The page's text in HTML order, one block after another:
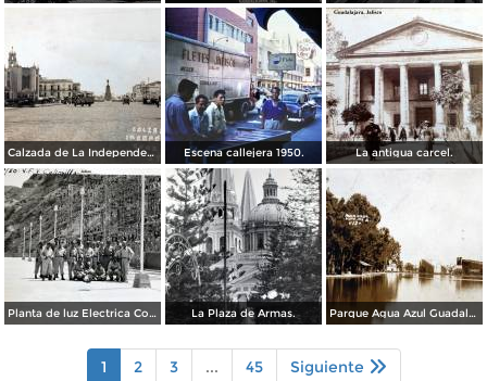
Calzada de La Independencia Guadalajara, Jalisco. ( Circulada el 10 de Febrero de 1931 ). Escena callejera 1950. La antigua carcel.
Planta de luz Electrica Colimilla. ( Fechada el 1 de Octubre de 1950 ). La Plaza de Armas. Parque Agua Azul Guadalajara, Jalisco.
1 2 3 ... 45 Siguiente